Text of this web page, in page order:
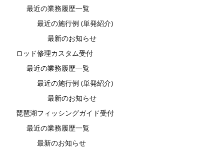
最近の業務履歴一覧
最近の施行例 (単発紹介)
最新のお知らせ
ロッド修理カスタム受付
最近の業務履歴一覧
最近の施行例 (単発紹介)
最新のお知らせ
琵琶湖フィッシングガイド受付
最近の業務履歴一覧
最新のお知らせ